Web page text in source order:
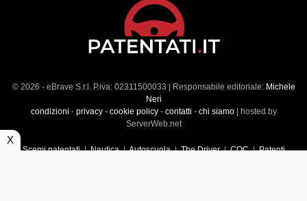
© 2026 - eBrave S.r.l. P.iva: 02311500033 | Responsabile editoriale: Michele
Neri
condizioni - privacy- cookie policy- contatti - chi siamo| hosted by
ServerWeb.net
Scemi patentati|Nautica|Autoscuola|The Driver|CQC|Patenti
X